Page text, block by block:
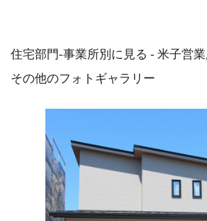
住宅部門-事業所別に見る - 米子営
その他のフォトギャラリー